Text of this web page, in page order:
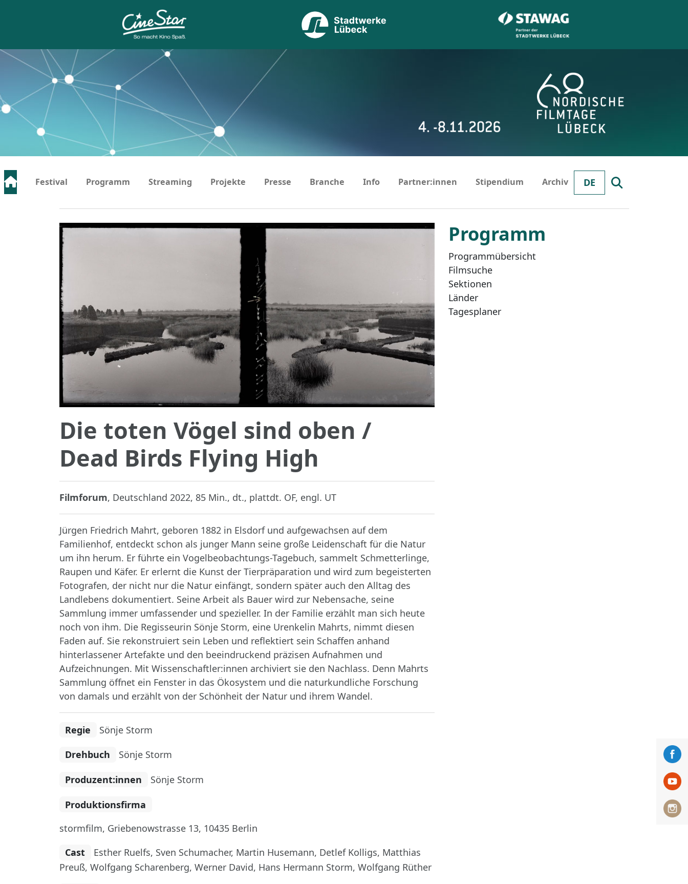
DE
Festival Programm Streaming Projekte Presse Branche Info Partner:innen Stipendium Archiv
Programm
Programmübersicht
Filmsuche
Sektionen
Länder
Tagesplaner
Die toten Vögel sind oben /
Dead Birds Flying High
Filmforum, Deutschland 2022, 85 Min., dt., plattdt. OF, engl. UT
Jürgen Friedrich Mahrt, geboren 1882 in Elsdorf und aufgewachsen auf dem
Familienhof, entdeckt schon als junger Mann seine große Leidenschaft für die Natur
um ihn herum. Er führte ein Vogelbeobachtungs-Tagebuch, sammelt Schmetterlinge,
Raupen und Käfer. Er erlernt die Kunst der Tierpräparation und wird zum begeisterten
Fotografen, der nicht nur die Natur einfängt, sondern später auch den Alltag des
Landlebens dokumentiert. Seine Arbeit als Bauer wird zur Nebensache, seine
Sammlung immer umfassender und spezieller. In der Familie erzählt man sich heute
noch von ihm. Die Regisseurin Sönje Storm, eine Urenkelin Mahrts, nimmt diesen
Faden auf. Sie rekonstruiert sein Leben und reflektiert sein Schaffen anhand
hinterlassener Artefakte und den beeindruckend präzisen Aufnahmen und
Aufzeichnungen. Mit Wissenschaftler:innen archiviert sie den Nachlass. Denn Mahrts
Sammlung öffnet ein Fenster in das Ökosystem und die naturkundliche Forschung
von damals und erzählt von der Schönheit der Natur und ihrem Wandel.
Regie Sönje Storm
Drehbuch Sönje Storm
Produzent:innen Sönje Storm
Produktionsfirma
stormfilm, Griebenowstrasse 13, 10435 Berlin
Cast
Esther Ruelfs, Sven Schumacher, Martin Husemann, Detlef Kolligs, Matthias
Preuß, Wolfgang Scharenberg, Werner David, Hans Hermann Storm, Wolfgang Rüther